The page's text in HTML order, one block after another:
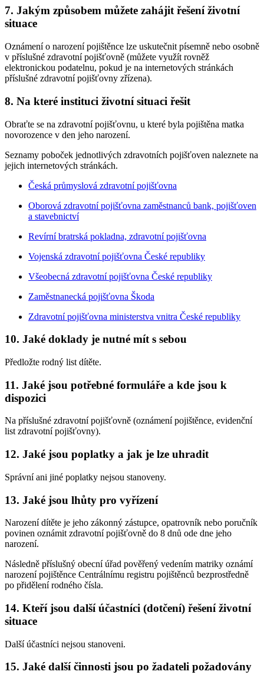
7. Jakým způsobem můžete zahájit řešení životní
situace
Oznámení o narození pojištěnce lze uskutečnit písemně nebo osobně
v příslušné zdravotní pojišťovně (můžete využít rovněž
elektronickou podatelnu, pokud je na internetových stránkách
příslušné zdravotní pojišťovny zřízena).
8. Na které instituci životní situaci řešit
Obraťte se na zdravotní pojišťovnu, u které byla pojištěna matka
novorozence v den jeho narození.
Seznamy poboček jednotlivých zdravotních pojišťoven naleznete na
jejich internetových stránkách.
Česká průmyslová zdravotní pojišťovna
Oborová zdravotní pojišťovna zaměstnanců bank, pojišťoven
a stavebnictví
Revírní bratrská pokladna, zdravotní pojišťovna
Vojenská zdravotní pojišťovna České republiky
Všeobecná zdravotní pojišťovna České republiky
Zaměstnanecká pojišťovna Škoda
Zdravotní pojišťovna ministerstva vnitra České republiky
10. Jaké doklady je nutné mít s sebou
Předložte rodný list dítěte.
11. Jaké jsou potřebné formuláře a kde jsou k
dispozici
Na příslušné zdravotní pojišťovně (oznámení pojištěnce, evidenční
list zdravotní pojišťovny).
12. Jaké jsou poplatky a jak je lze uhradit
Správní ani jiné poplatky nejsou stanoveny.
13. Jaké jsou lhůty pro vyřízení
Narození dítěte je jeho zákonný zástupce, opatrovník nebo poručník
povinen oznámit zdravotní pojišťovně do 8 dnů ode dne jeho
narození.
Následně příslušný obecní úřad pověřený vedením matriky oznámí
narození pojištěnce Centrálnímu registru pojištěnců bezprostředně
po přidělení rodného čísla.
14. Kteří jsou další účastníci (dotčení) řešení životní
situace
Další účastníci nejsou stanoveni.
15. Jaké další činnosti jsou po žadateli požadovány